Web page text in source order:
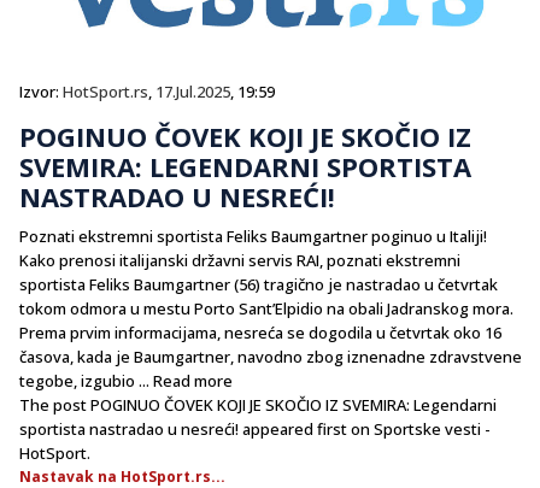
Izvor: HotSport.rs, 17.Jul.2025, 19:59
POGINUO ČOVEK KOJI JE SKOČIO IZ
SVEMIRA: LEGENDARNI SPORTISTA
NASTRADAO U NESREĆI!
Poznati ekstremni sportista Feliks Baumgartner poginuo u Italiji!
Kako prenosi italijanski državni servis RAI, poznati ekstremni
sportista Feliks Baumgartner (56) tragično je nastradao u četvrtak
tokom odmora u mestu Porto Sant’Elpidio na obali Jadranskog mora.
Prema prvim informacijama, nesreća se dogodila u četvrtak oko 16
časova, kada je Baumgartner, navodno zbog iznenadne zdravstvene
tegobe, izgubio ... Read more
The post POGINUO ČOVEK KOJI JE SKOČIO IZ SVEMIRA: Legendarni
sportista nastradao u nesreći! appeared first on Sportske vesti -
HotSport.
Nastavak na HotSport.rs...